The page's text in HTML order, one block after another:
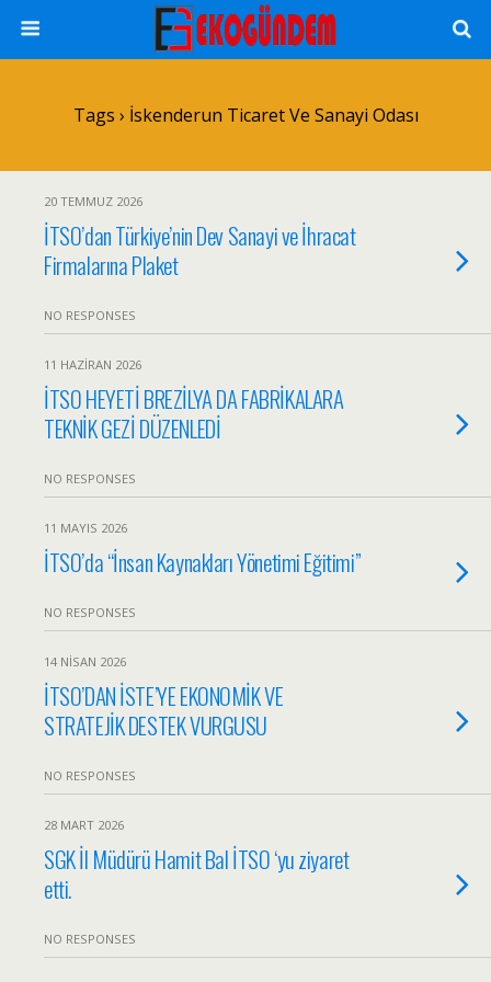
Tags › İskenderun Ticaret Ve Sanayi Odası
20 TEMMUZ 2026
İTSO’dan Türkiye’nin Dev Sanayi ve İhracat
Firmalarına Plaket
NO RESPONSES
11 HAZIRAN 2026
İTSO HEYETİ BREZİLYA DA FABRİKALARA
TEKNİK GEZİ DÜZENLEDİ
NO RESPONSES
11 MAYIS 2026
İTSO’da “İnsan Kaynakları Yönetimi Eğitimi”
NO RESPONSES
14 NISAN 2026
İTSO’DAN İSTE’YE EKONOMİK VE
STRATEJİK DESTEK VURGUSU
NO RESPONSES
28 MART 2026
SGK İl Müdürü Hamit Bal İTSO ‘yu ziyaret
etti.
NO RESPONSES